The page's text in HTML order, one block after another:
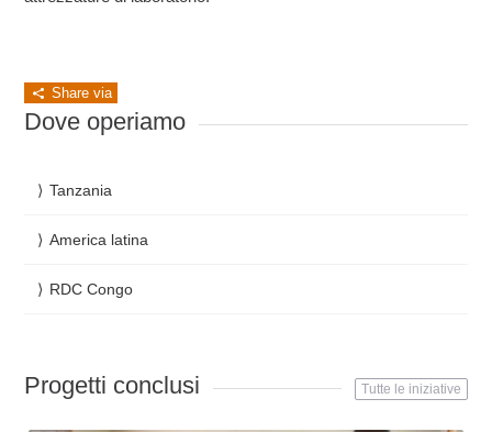
Share via
Dove operiamo
Tanzania
America latina
RDC Congo
Progetti conclusi Tutte le iniziative